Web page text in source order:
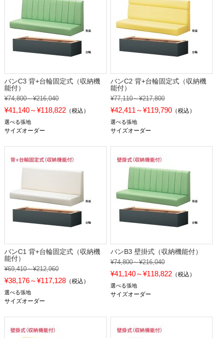
バンC3 背+台輪固定式（収納機
能付）
¥74,800～¥216,040
¥41,140～¥118,822（税込）
選べる張地
サイズオーダー
バンC2 背+台輪固定式（収納機
能付）
¥77,110～¥217,800
¥42,411～¥119,790 （税込）
選べる張地
サイズオーダー
バンC1 背+台輪固定式（収納機
能付）
¥69,410～¥212,960
¥38,176～¥117,128（税込）
選べる張地
サイズオーダー
バンB3 壁掛式（収納機能付）
¥74,800～¥216,040
¥41,140～¥118,822 （税込）
選べる張地
サイズオーダー